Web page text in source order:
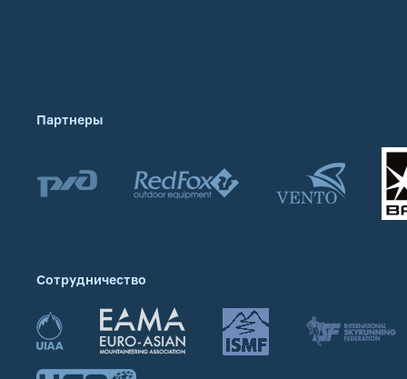
Партнеры
Сотрудничество